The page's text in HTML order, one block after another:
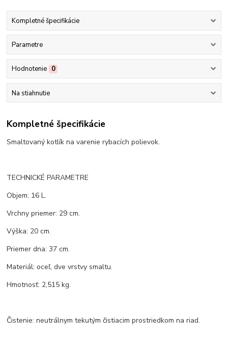
Kompletné špecifikácie
Parametre
Hodnotenie 0
Na stiahnutie
Kompletné špecifikácie
Smaltovaný kotlík na varenie rybacích polievok.
TECHNICKÉ PARAMETRE
Objem: 16 L.
Vrchny priemer: 29 cm.
Výška: 20 cm.
Priemer dna: 37 cm.
Materiál: oceľ, dve vrstvy smaltu.
Hmotnosť: 2,515 kg.
Čistenie: neutrálnym tekutým čistiacim prostriedkom na riad.